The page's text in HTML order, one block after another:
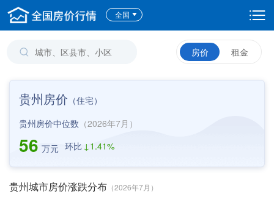
全国
房价 租金
贵州房价 （住宅）
贵州房价中位数 （2026年7月）
56 万元 环比 ↓1.41%
贵州城市房价涨跌分布 （2026年7月）